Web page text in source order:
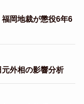
岡地裁が懲役6年6
外相の影響分析